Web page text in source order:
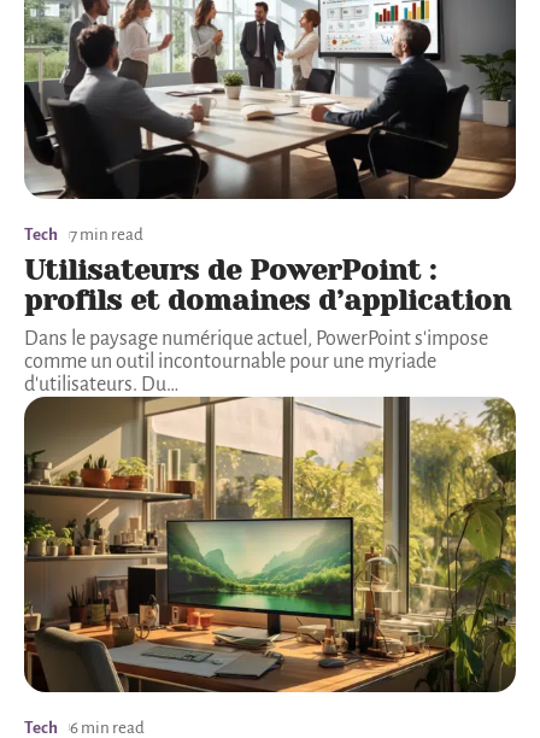
Tech 7 min read
Utilisateurs de PowerPoint :
profils et domaines d’application
Dans le paysage numérique actuel, PowerPoint s'impose
comme un outil incontournable pour une myriade
d'utilisateurs. Du…
Tech 6 min read